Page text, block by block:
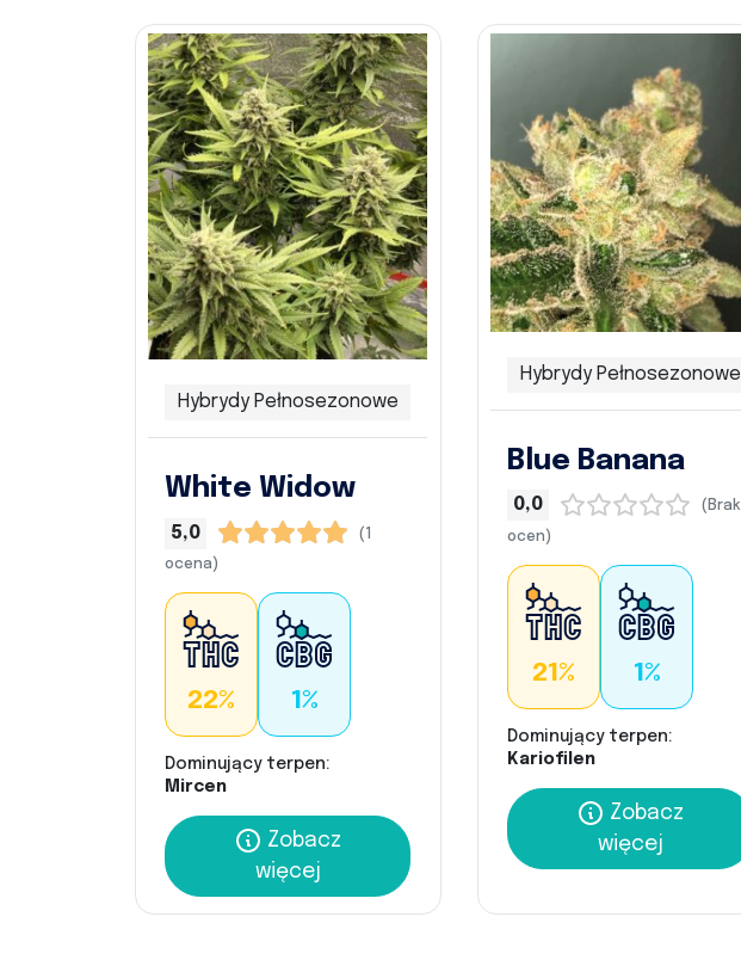
Hybrydy Pełnosezonowe
White Widow
5,0
(1
ocena)
22% 1%
Dominujący terpen:
Mircen
Zobacz
więcej
Hybrydy Pełnosezonowe
Blue Banana
0,0
(Brak
ocen)
21% 1%
Dominujący terpen:
Kariofilen
Zobacz
więcej